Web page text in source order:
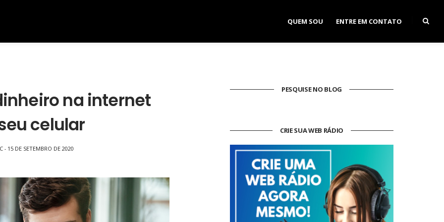
QUEM SOU ENTRE EM CONTATO
na internet
celular
- 15 DE SETEMBRO DE 2020
PESQUISE NO BLOG
CRIE SUA WEB RÁDIO